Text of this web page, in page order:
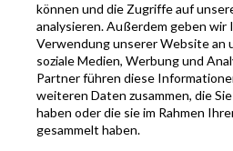
können und die Zugriffe auf
analysieren. Außerdem geben
Verwendung unserer Website an
soziale Medien, Werbung und
Partner führen diese
weiteren Daten zusammen, die
haben oder die sie im Rahmen
gesammelt haben.
Blog
Partnerprogramm
EN IT FR DE